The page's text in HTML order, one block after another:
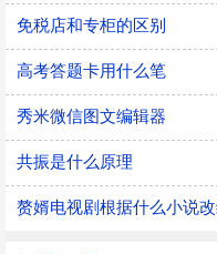
免税店和专柜的区别
高考答题卡用什么笔
秀米微信图文编辑器
共振是什么原理
赘婿电视剧根据什么小说